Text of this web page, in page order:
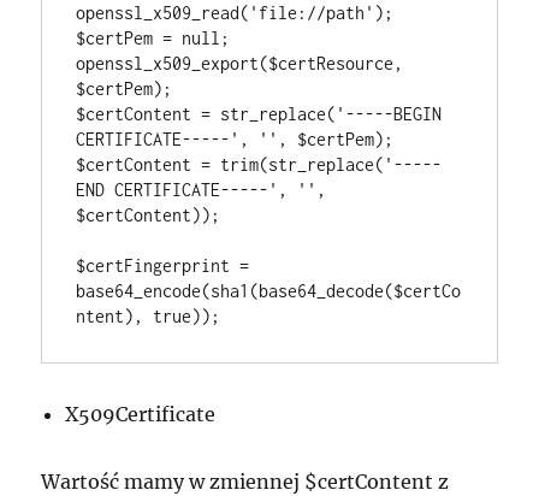
openssl_x509_read('file://path');
$certPem = null;
openssl_x509_export($certResource,
$certPem);
$certContent = str_replace('-----BEGIN
CERTIFICATE-----', '', $certPem);
$certContent = trim(str_replace('-----
END CERTIFICATE-----', '',
$certContent));
$certFingerprint =
base64_encode(sha1(base64_decode($certCo
ntent), true));
X509Certificate
Wartość mamy w zmiennej $certContent z